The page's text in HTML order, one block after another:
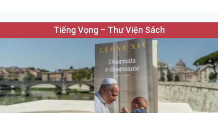
Tiếng Vọng – Thư Viện Sách